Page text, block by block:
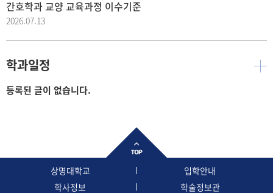
간호학과 교양 교육과정 이수기준
2026.07.13
학과일정
등록된 글이 없습니다.
상명대학교
입학안내
학사정보
학술정보관